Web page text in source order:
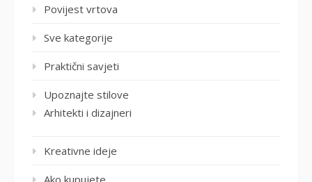
Povijest vrtova
Sve kategorije
Praktični savjeti
Upoznajte stilove
Arhitekti i dizajneri
Kreativne ideje
Ako kupujete